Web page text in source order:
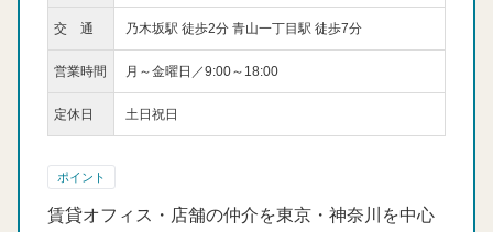
交 通 乃木坂駅 徒歩2分 青山一丁目駅 徒歩7分
営業時間 月～金曜日／9:00～18:00
定休日 土日祝日
ポイント
賃貸オフィス・店舗の仲介を東京・神奈川を中心